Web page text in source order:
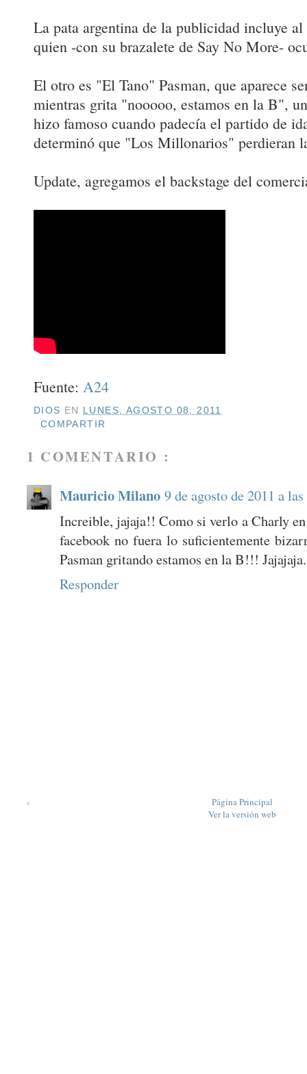
La pata argentina de la publicidad incluye
quien -con su brazalete de Say No More-
El otro es "El Tano" Pasman, que aparece
mientras grita "nooooo, estamos en la B",
hizo famoso cuando padecía el partido de
determinó que "Los Millonarios" perdieran
Update, agregamos el backstage del
Fuente: A24
DIOS EN LUNES, AGOSTO 08, 2011
COMPARTIR
1 COMENTARIO :
Mauricio Milano 9 de agosto de 2011 a
Increible, jajaja!! Como si verlo a Charly
facebook no fuera lo suficientemente
Pasman gritando estamos en la B!!!
Responder
‹
Página Principal
Ver la versión web